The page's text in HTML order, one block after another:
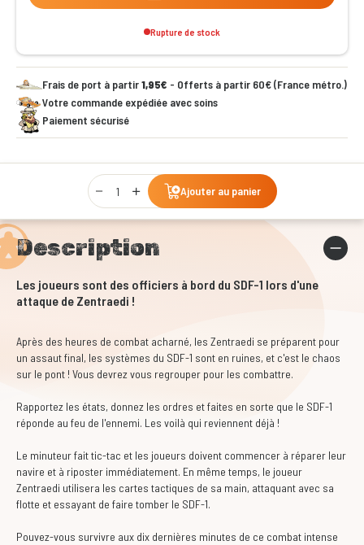
Rupture de stock
Frais de port à partir1,95€ - Offerts à partir 60€ (France métro.)
Votre commande expédiée avec soins
Paiement sécurisé
Qty
Ajouter au panier
Description
Les joueurs sont des officiers à bord du SDF-1 lors d'une
attaque de Zentraedi !
Après des heures de combat acharné, les Zentraedi se préparent pour
un assaut final, les systèmes du SDF-1 sont en ruines, et c'est le chaos
sur le pont ! Vous devrez vous regrouper pour les combattre.
Rapportez les états, donnez les ordres et faites en sorte que le SDF-1
réponde au feu de l'ennemi. Les voilà qui reviennent déjà !
Le minuteur fait tic-tac et les joueurs doivent commencer à réparer leur
navire et à riposter immédiatement. En même temps, le joueur
Zentraedi utilisera les cartes tactiques de sa main, attaquant avec sa
flotte et essayant de faire tomber le SDF-1.
Pouvez-vous survivre aux dix dernières minutes de ce combat intense